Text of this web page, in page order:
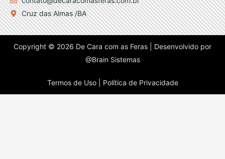
Cruz das Almas /BA
Copyright © 2026 De Cara com as Feras | Desenvolvido por
@Brain Sistemas
Termos de Uso | Política de Privacidade